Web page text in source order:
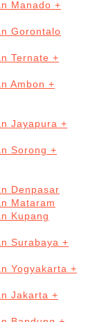
Manado +
Gorontalo
Ternate +
Ambon +
Jayapura +
Sorong +
Denpasar
Mataram
Kupang
Surabaya +
Yogyakarta +
Jakarta +